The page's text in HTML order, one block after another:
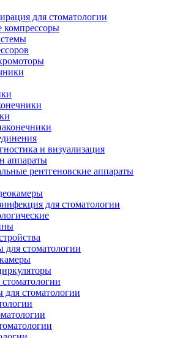
для стоматологии
компрессоры
и визуализация
аппараты
рентгеновские аппараты
для стоматологии
для стоматологии
стоматологии